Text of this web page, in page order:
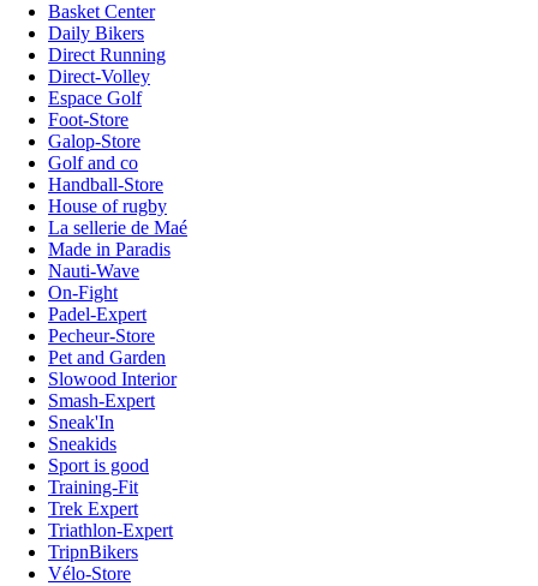
Basket Center
Daily Bikers
Direct Running
Direct-Volley
Espace Golf
Foot-Store
Galop-Store
Golf and co
Handball-Store
House of rugby
La sellerie de Maé
Made in Paradis
Nauti-Wave
On-Fight
Padel-Expert
Pecheur-Store
Pet and Garden
Slowood Interior
Smash-Expert
Sneak'In
Sneakids
Sport is good
Training-Fit
Trek Expert
Triathlon-Expert
TripnBikers
Vélo-Store